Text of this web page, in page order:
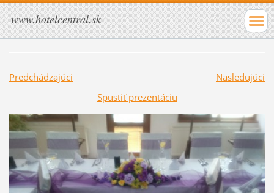
www.hotelcentral.sk
Predchádzajúci
Nasledujúci
Spustiť prezentáciu